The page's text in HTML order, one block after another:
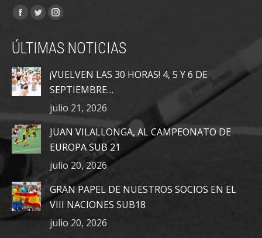
Encuéntranos en:
Facebook
opens
in
new
window
Twitter
opens
in
new
window
Instagram
opens
new
window
ÚLTIMAS NOTICIAS
¡VUELVEN LAS 30 HORAS! 4, 5 Y 6 DE
SEPTIEMBRE…
julio 21, 2026
JUAN VILALLONGA, AL CAMPEONATO DE
EUROPA SUB 21
julio 20, 2026
GRAN PAPEL DE NUESTROS SOCIOS EN EL
VIII NACIONES SUB18
julio 20, 2026